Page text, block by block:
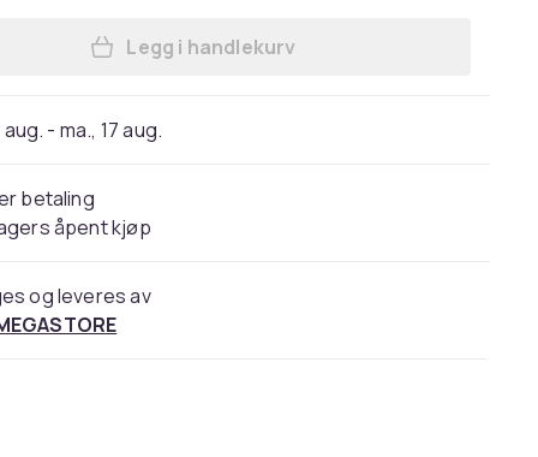
Legg Scandomestic Standard
Legg i handlekurv
aug. - ma., 17 aug.
betaling
åpent kjøp
og leveres av